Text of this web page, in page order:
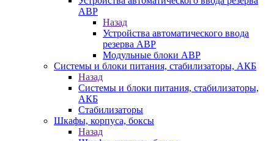
АВР
Назад
Устройства автоматического ввода
резерва АВР
Модульные блоки АВР
Системы и блоки питания, стабилизаторы, АКБ
Назад
Системы и блоки питания, стабилизаторы,
АКБ
Стабилизаторы
Шкафы, корпуса, боксы
Назад